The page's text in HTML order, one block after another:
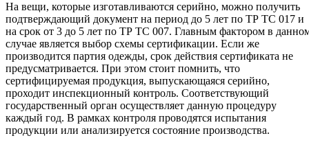
На вещи, которые изготавливаются серийно, можно получить
подтверждающий документ на период до 5 лет по ТР ТС 017 и
на срок от 3 до 5 лет по ТР ТС 007. Главным фактором в
случае является выбор схемы сертификации. Если же
производится партия одежды, срок действия сертификата не
предусматривается. При этом стоит помнить, что
сертифицируемая продукция, выпускающаяся серийно,
проходит инспекционный контроль. Соответствующий
государственный орган осуществляет данную процедуру
каждый год. В рамках контроля проводятся испытания
продукции или анализируется состояние производства.